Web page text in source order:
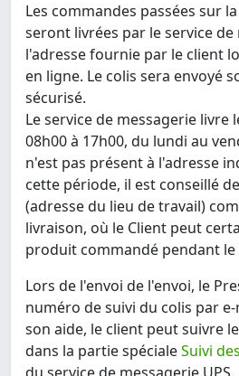
Les commandes passées sur
seront livrées par le service de
l'adresse fournie par le client
en ligne. Le colis sera envoyé
sécurisé.
Le service de messagerie livre
08h00 à 17h00, du lundi au
n'est pas présent à l'adresse
cette période, il est conseillé
(adresse du lieu de travail)
livraison, où le Client peut
produit commandé pendant le
Lors de l'envoi de l'envoi, le
numéro de suivi du colis par e-
son aide, le client peut suivre
dans la partie spécialeSuivi